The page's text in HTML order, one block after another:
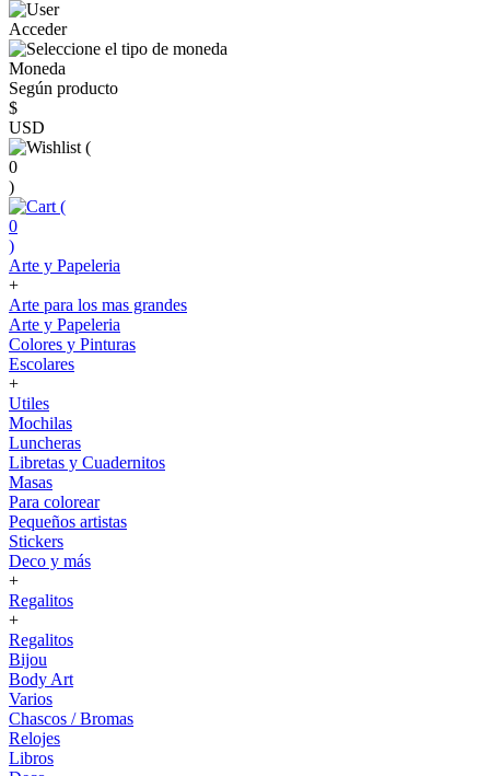
Acceder
Moneda
Según producto
$
USD
(
0
)
(
0
)
Arte y Papeleria
+
Arte para los mas grandes
Arte y Papeleria
Colores y Pinturas
Escolares
+
Utiles
Mochilas
Luncheras
Libretas y Cuadernitos
Masas
Para colorear
Pequeños artistas
Stickers
Deco y más
+
Regalitos
+
Regalitos
Bijou
Body Art
Varios
Chascos / Bromas
Relojes
Libros